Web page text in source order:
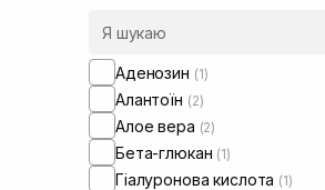
Шкіра обличчя з порушеним
Аденозин (1)
Алантоїн (2)
Алое вера (2)
Бета-глюкан (1)
Гіалуронова кислота (1)